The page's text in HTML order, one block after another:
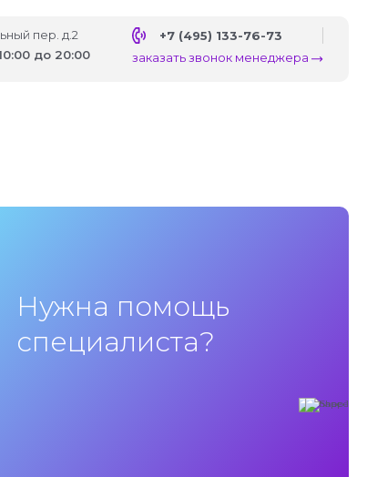
пер. д.2
до 20:00
+7 (495) 133-76-73
заказать звонок менеджера
Нужна помощь
специалиста?